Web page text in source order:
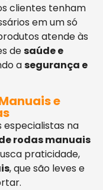
clientes tenham
em um só
atende às
desaúde e
asegurança e
e
especialistas na
rodas manuais
praticidade,
, que são leves e